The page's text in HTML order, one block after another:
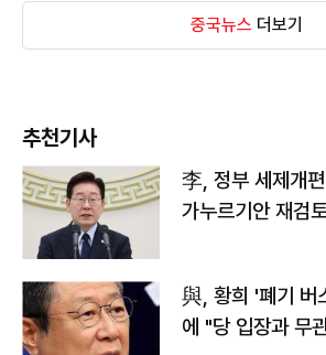
중국뉴스 더보기
추천기사
李, 정부 세제개
가누르기안 재검
與, 황희 '폐기 버
에 "당 입장과 무